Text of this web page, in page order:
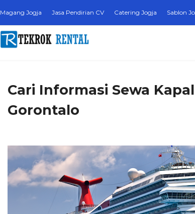
Magang Jogja Jasa Pendirian CV Catering Jogja Sablon
Cari Informasi Sewa
Gorontalo